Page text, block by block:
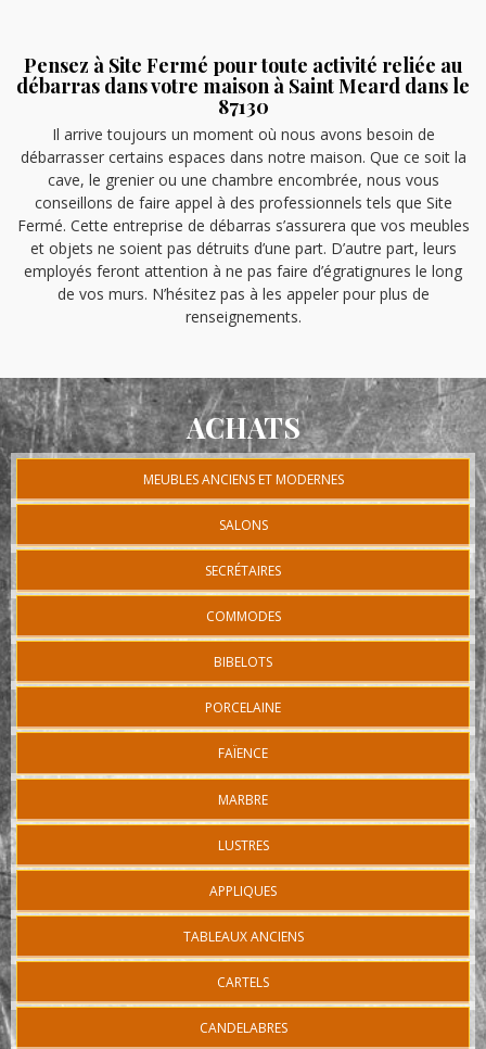
Pensez à Site Fermé pour toute activité reliée au
débarras dans votre maison à Saint Meard dans le
87130
Il arrive toujours un moment où nous avons besoin de
débarrasser certains espaces dans notre maison. Que ce soit la
cave, le grenier ou une chambre encombrée, nous vous
conseillons de faire appel à des professionnels tels que Site
Fermé. Cette entreprise de débarras s’assurera que vos meubles
et objets ne soient pas détruits d’une part. D’autre part, leurs
employés feront attention à ne pas faire d’égratignures le long
de vos murs. N’hésitez pas à les appeler pour plus de
renseignements.
ACHATS
MEUBLES ANCIENS ET MODERNES
SALONS
SECRÉTAIRES
COMMODES
BIBELOTS
PORCELAINE
FAÏENCE
MARBRE
LUSTRES
APPLIQUES
TABLEAUX ANCIENS
CARTELS
CANDELABRES